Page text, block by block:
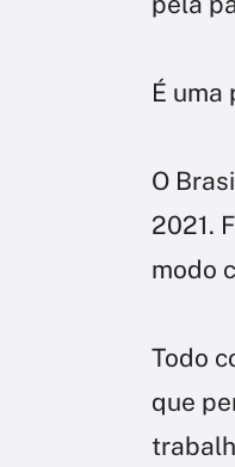
É uma
O
2021.
modo
Todo
que